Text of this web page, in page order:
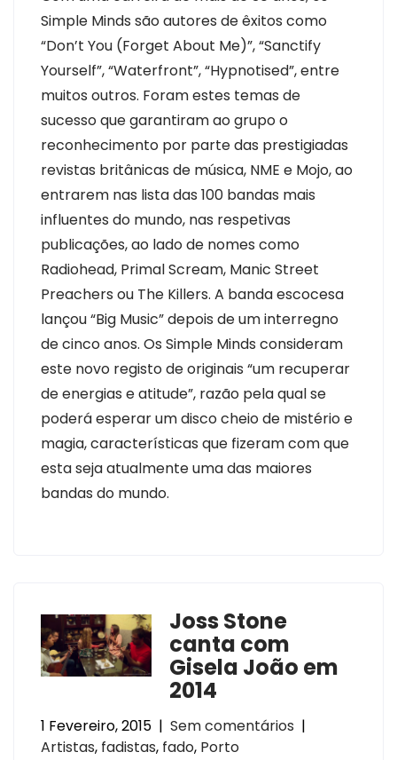
Simple Minds são autores de êxitos como
“Don’t You (Forget About Me)”, “Sanctify
Yourself”, “Waterfront”, “Hypnotised”, entre
muitos outros. Foram estes temas de
sucesso que garantiram ao grupo o
reconhecimento por parte das prestigiadas
revistas britânicas de música, NME e Mojo, ao
entrarem nas lista das 100 bandas mais
influentes do mundo, nas respetivas
publicações, ao lado de nomes como
Radiohead, Primal Scream, Manic Street
Preachers ou The Killers. A banda escocesa
lançou “Big Music” depois de um interregno
de cinco anos. Os Simple Minds consideram
este novo registo de originais “um recuperar
de energias e atitude”, razão pela qual se
poderá esperar um disco cheio de mistério e
magia, características que fizeram com que
esta seja atualmente uma das maiores
bandas do mundo.
Joss Stone
canta com
Gisela João em
2014
1 Fevereiro, 2015 | Sem comentários |
Artistas, fadistas, fado, Porto